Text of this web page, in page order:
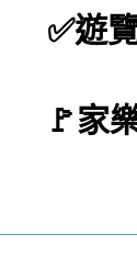
✅遊
🚩家